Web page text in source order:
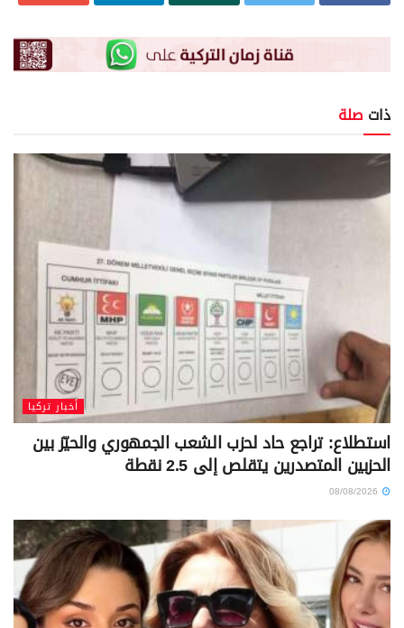
ذات صلة
أخبار تركيا
استطلاع: تراجع حاد لحزب الشعب الجمهوري والحيّز بين
الحزبين المتصدرين يتقلص إلى 2.5 نقطة